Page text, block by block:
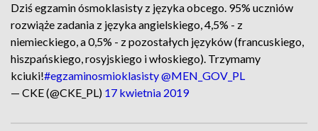
Dziś egzamin ósmoklasisty z języka obcego. 95% uczniów
rozwiąże zadania z języka angielskiego, 4,5% - z
niemieckiego, a 0,5% - z pozostałych języków (francuskiego,
hiszpańskiego, rosyjskiego i włoskiego). Trzymamy
kciuki!#egzaminosmioklasisty@MEN_GOV_PL
— CKE (@CKE_PL) 17 kwietnia 2019